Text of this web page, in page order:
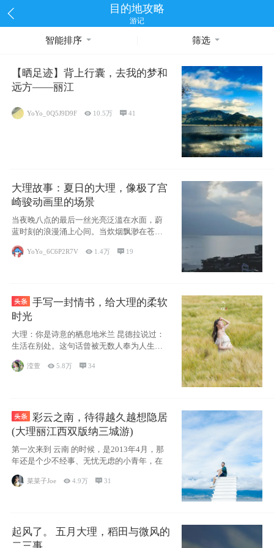
目的地攻略
游记
智能排序 筛选
【晒足迹】背上行囊，去我的梦和
远方——丽江
YoYo_0Q5J9D9F  10.5万 41
大理故事：夏日的大理，像极了宫
崎骏动画里的场景
当夜晚八点的最后一丝光亮泛滥在水面，蔚
蓝时刻的浪漫涌上心间。当炊烟飘渺在苍山
YoYo_6C6P2R7V  1.4万  19
手写一封情书，给大理的柔软
时光
大理：你是诗意的栖息地米兰 昆德拉说过：
生活在别处。这句话曾被无数人奉为人生信
条，并
滢萱 5.8万 34
彩云之南，待得越久越想隐居
(大理丽江西双版纳三城游)
第一次来到 云南 的时候，是2013年4月，那
年还是个少不经事、无忧无虑的小青年，在
菜菜子Joe 4.9万  31
起风了。 五月大理，稻田与微风的